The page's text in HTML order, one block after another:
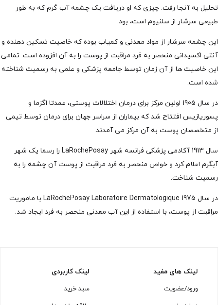
تحلیل به آنجا رفت. چیزی که او دریافت یک چشمه آب گرم که به طور
طبیعی سرشار از سلنیوم است، بود.
این چشمه سرشار از مواد معدنی و کمیاب بوده که خاصیت تسکین دهنده و
آنتی اکسیدانی منحصر به فرد مراقبت از پوست را به آن افزوده است. تمامی
این خاصیت ها از آن زمان توسط جامعه پزشکی و علمی به رسمیت شناخته
شده است.
در سال 1905 اولین مرکز برای درمان اختلالات پوستی، عمدتا اگزما و
پسوریازیس افتتاح شد که بیماران از سراسر جهان برای درمان توسط تیمی
از متخصصان پوست به آن مرکز می آمدند.
سال 1913 آکادمی پزشکی فرانسه شهر LaRochePosay را رسما یک شهر
آبگرم اعلام کرد و خواص منحصر به فرد مراقبت از پوست آن چشمه را به
رسمیت شناخت.
در سال 1975 LaRochePosay Laboratoire Dermatologique با ماموریت
مراقبت از پوست، با استفاده از این آب معدنی منحصر به فرد ایجاد شد.
لینک های مفید
ورود/عضویت
لینک کاربردی
سبد خرید